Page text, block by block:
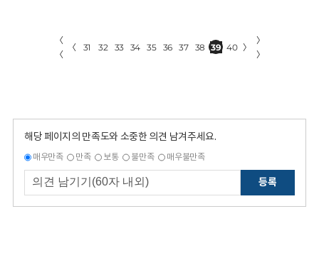
〈
〈
〈 31 32 33 34 35 36 37 38 39 40 〉
〉
〉
해당 페이지의 만족도와 소중한 의견 남겨주세요.
매우만족 만족 보통 불만족 매우불만족
등록